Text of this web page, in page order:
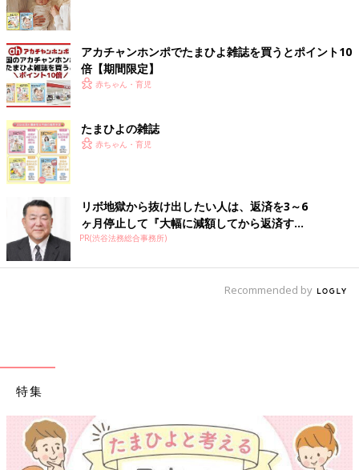
アカチャンホンポでたまひよ雑誌を買うとポイント10
倍【期間限定】
赤ちゃん・育児
たまひよの雑誌
赤ちゃん・育児
リボ地獄から抜け出したい人は、返済を3～6
ヶ月停止して『大幅に減額してから返済す...
PR(渋谷法務総合事務所)
Recommended by
特集
【ワクチン接種できるものも】妊婦の感染症対策、知